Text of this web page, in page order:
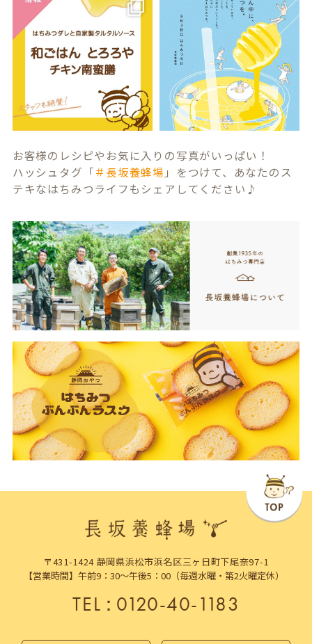
お客様のレシピやお気に入りの写真がいっぱい！
ハッシュタグ「＃長坂養蜂場 」をつけて、あなたのス
テキなはちみつライフもシェアしてください♪
〒431-1424 静岡県浜松市浜名区三ヶ日町下尾奈97-1
【営業時間】午前9：30～午後5：00（毎週水曜・第2火曜定休）
TEL：0120-40-1183